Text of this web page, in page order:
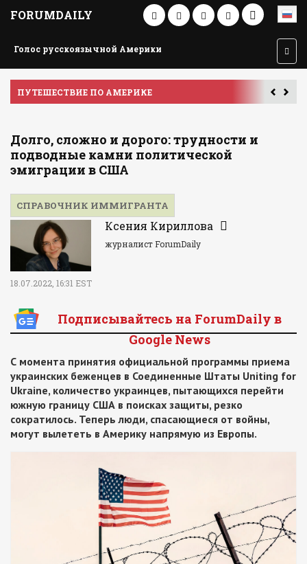
FORUMDAILY
Голос русскоязычной Америки
ПУТЕШЕСТВИЕ ПО АМЕРИКЕ
Долго, сложно и дорого: трудности и
подводные камни политической
эмиграции в США
СПРАВОЧНИК ИММИГРАНТА
Ксения Кириллова
журналист ForumDaily
18.07.2022, 16:31 EST
Подписывайтесь на ForumDaily в
Google News
С момента принятия официальной программы приема
украинских беженцев в Соединенные Штаты Uniting for
Ukraine, количество украинцев, пытающихся перейти
южную границу США в поисках защиты, резко
сократилось. Теперь люди, спасающиеся от войны,
могут вылететь в Америку напрямую из Европы.